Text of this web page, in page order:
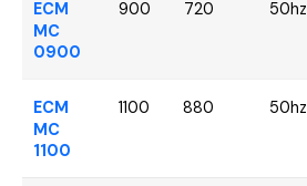
ECM
MC
0900
900 720 50hz
ECM
MC
1100
1100 880 50hz